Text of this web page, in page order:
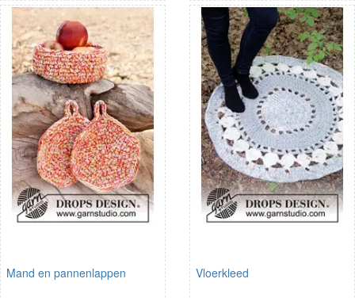
Mand en pannenlappen Vloerkleed